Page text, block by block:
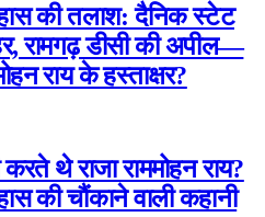
की तलाश: दैनिक स्टेट
रामगढ़ डीसी की अपील—
राय के हस्ताक्षर?
थे राजा राममोहन राय?
की चौंकाने वाली कहानी